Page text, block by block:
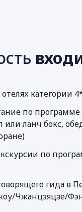
категории
по программе
или ланч бокс,
по
гида в